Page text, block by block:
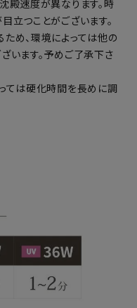
殿速度が異なります。時
立つことがございます。
め、環境によっては他の
います。予めご了承下さ
ては硬化時間を長めに調